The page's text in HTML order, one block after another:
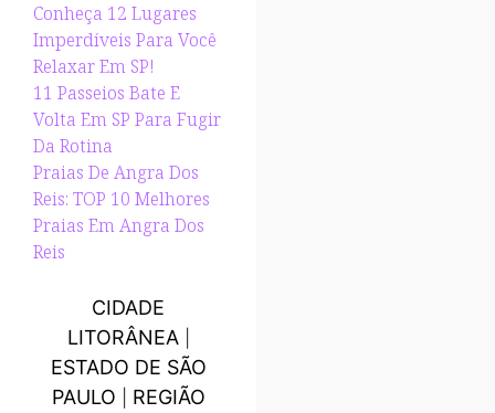
Conheça 12 Lugares
Imperdíveis Para Você
Relaxar Em SP!
11 Passeios Bate E
Volta Em SP Para Fugir
Da Rotina
Praias De Angra Dos
Reis: TOP 10 Melhores
Praias Em Angra Dos
Reis
CIDADE
LITORÂNEA|
ESTADO DE SÃO
PAULO
REGIÃO